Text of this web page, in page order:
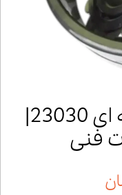
خرید رولبرینگ بشکه ای 23030|
فنی